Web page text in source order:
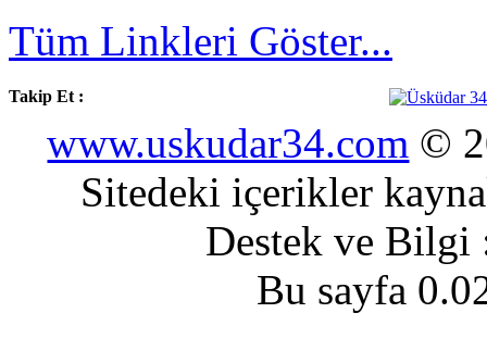
Tüm Linkleri Göster...
Takip Et :
www.uskudar34.com ©
Sitedeki içerikler
Destek ve
Bu sayfa